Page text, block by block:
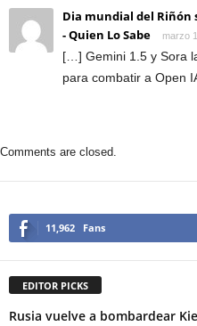
Dia mundial del Riñón
- Quien Lo Sabe
marzo
[…] Gemini 1.5 y Sora
para combatir a Open
Comments are closed.
11,962 Fans
EDITOR PICKS
Rusia vuelve a bombardear